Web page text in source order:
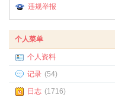
违规举报
个人菜单
个人资料
记录 (54)
日志 (1716)